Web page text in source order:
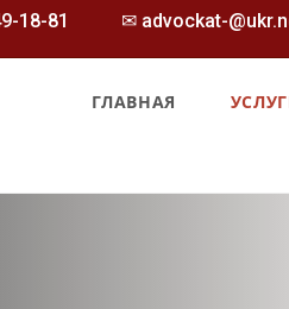
18-81 ✉ advockat-
ГЛАВНАЯ